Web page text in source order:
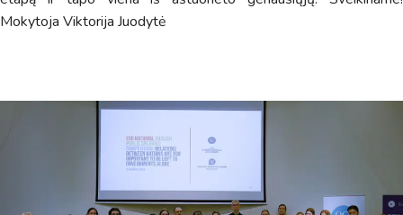
Mokytoja Viktorija Juodytė
Virtualus asistentas
dar tobulai atsimenu visą šioje svetainėje pateiktą
informaciją. Jei visgi man pritrūks išmanumo - pateiksiu
Jums reikiamus kontaktus, kur galėsite pasiklausti
atsakingo specialisto.
Taigi... kuo galėčiau Jums padėti?